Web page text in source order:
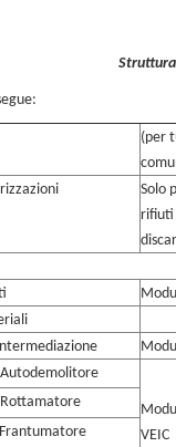
(per
Solo
rifiuti
Autodemolitore
VEIC
Rottamatore
Frantumatore